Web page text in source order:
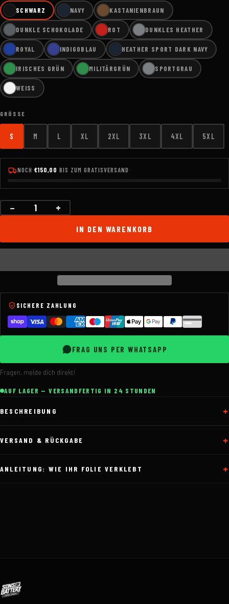
SCHWARZ NAVY KASTANIENBRAUN
DUNKLE SCHOKOLADE ROT DUNKLES HEATHER
ROYAL INDIGOBLAU HEATHER SPORT DARK NAVY
IRISCHES GRÜN MILITÄRGRÜN SPORTGRAU
WEISS
GRÖSSE
S M L XL 2XL 3XL 4XL 5XL
NOCH €150,00 BIS ZUM GRATISVERSAND
−
Menge +
IN DEN WARENKORB
SICHERE ZAHLUNG
FRAG UNS PER WHATSAPP
Fragen, melde dich direkt!
AUF LAGER — VERSANDFERTIG IN 24 STUNDEN
BESCHREIBUNG
VERSAND & RÜCKGABE
ANLEITUNG: WIE IHR FOLIE VERKLEBT